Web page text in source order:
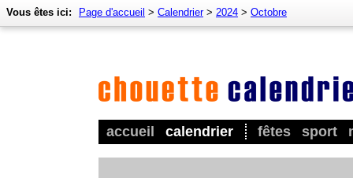
accueil calendrier fêtes sport
Vous êtes ici: Page d'accueil > Calendrier> 2024 > Octobre